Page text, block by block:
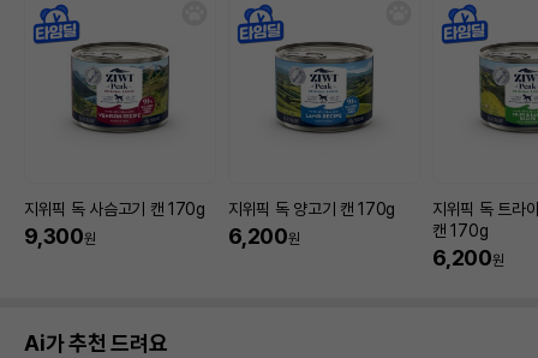
지위픽 독 사슴고기 캔 170g
9,300원
지위픽 독 양고기 캔 170g
6,200원
지위픽 독 트라
캔 170g
6,200원
Ai가 추천 드려요